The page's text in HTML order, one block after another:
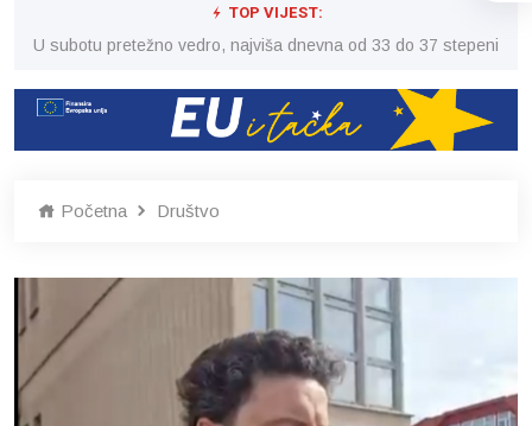
TOP VIJEST:
U subotu pretežno vedro, najviša dnevna od 33 do 37 stepeni
Početna Društvo